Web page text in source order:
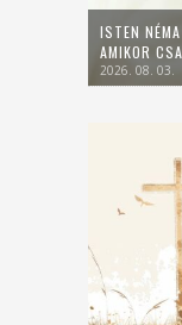
ISTEN
AMIKOR
2026. 08. 03.